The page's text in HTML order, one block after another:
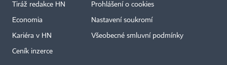
Tiráž redakce HN
Economia
Kariéra v HN
Ceník inzerce
Prohlášení o cookies
Nastavení soukromí
Všeobecné smluvní podmínky